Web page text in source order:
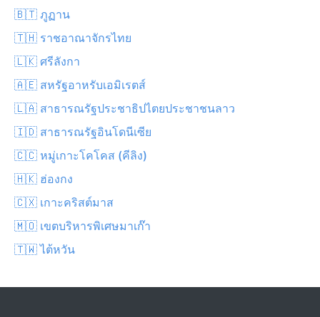
🇧🇹 ภูฏาน
🇹🇭 ราชอาณาจักรไทย
🇱🇰 ศรีลังกา
🇦🇪 สหรัฐอาหรับเอมิเรตส์
🇱🇦 สาธารณรัฐประชาธิปไตยประชาชนลาว
🇮🇩 สาธารณรัฐอินโดนีเซีย
🇨🇨 หมู่เกาะโคโคส (คีลิง)
🇭🇰 ฮ่องกง
🇨🇽 เกาะคริสต์มาส
🇲🇴 เขตบริหารพิเศษมาเก๊า
🇹🇼 ไต้หวัน